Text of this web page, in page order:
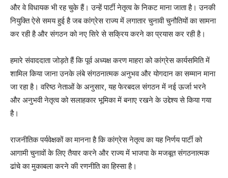
और वे विधायक भी रह चुके हैं। उन्हें पार्टी नेतृत्व के निकट माना जाता है। उनकी
नियुक्ति ऐसे समय हुई है जब कांग्रेस राज्य में लगातार चुनावी चुनौतियों का सामना
कर रही है और संगठन को नए सिरे से सक्रिय करने का प्रयास कर रही है।
हमारे संवाददाता जोड़ते हैं कि पूर्व अध्यक्ष करण माहरा को कांग्रेस कार्यसमिति में
शामिल किया जाना उनके लंबे संगठनात्मक अनुभव और योगदान का सम्मान माना
जा रहा है। वरिष्ठ नेताओं के अनुसार, यह फेरबदल संगठन में नई ऊर्जा भरने
और अनुभवी नेतृत्व को सलाहकार भूमिका में बनाए रखने के उद्देश्य से किया गया
है।
राजनीतिक पर्यवेक्षकों का मानना है कि कांग्रेस नेतृत्व का यह निर्णय पार्टी को
आगामी चुनावों के लिए तैयार करने और राज्य में भाजपा के मजबूत संगठनात्मक
ढांचे का मुकाबला करने की रणनीति का हिस्सा है।